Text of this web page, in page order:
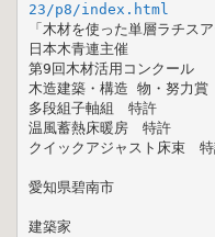
23/p8/index.html
「木材を使った単層ラチス
日本木青連主催
第9回木材活用コンクール
木造建築・構造 物・努力賞
多段組子軸組　特許
温風蓄熱床暖房　特許
クイックアジャスト床束　
愛知県碧南市
建築家